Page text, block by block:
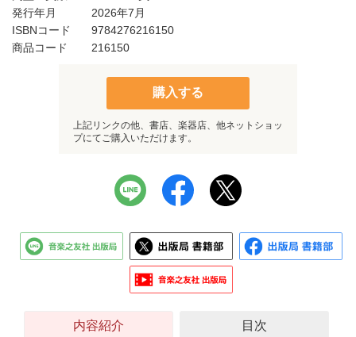
発行年月
2026年7月
ISBNコード
9784276216150
商品コード
216150
購入する
上記リンクの他、書店、楽器店、他ネットショッ
プにてご購入いただけます。
内容紹介 目次